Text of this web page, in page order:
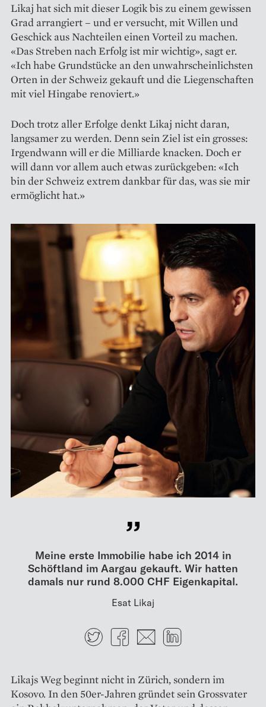
Likaj hat sich mit dieser Logik bis zu einem gewissen
Grad arrangiert – und er versucht, mit Willen und
Geschick aus Nachteilen einen Vorteil zu machen.
«Das Streben nach Erfolg ist mir wichtig», sagt er.
«Ich habe Grundstücke an den unwahrscheinlichsten
Orten in der Schweiz gekauft und die Liegenschaften
mit viel Hingabe renoviert.»
Doch trotz aller Erfolge denkt Likaj nicht daran,
langsamer zu werden. Denn sein Ziel ist ein grosses:
Irgendwann will er die Milliarde knacken. Doch er
will dann vor allem auch etwas zurückgeben: «Ich
bin der Schweiz extrem dankbar für das, was sie mir
ermöglicht hat.»
Meine erste Immobilie habe ich 2014 in
Schöftland im Aargau gekauft. Wir hatten
damals nur rund 8.000 CHF Eigenkapital.
Esat Likaj
TwitterFacebook
E-mail
Likajs Weg beginnt nicht in Zürich, sondern im
Kosovo. In den 50er-Jahren gründet sein Grossvater